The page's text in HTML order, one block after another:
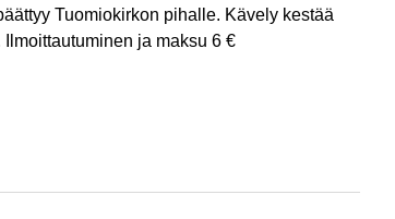
Tuomiokirkon pihalle. Kävely kestää
ja maksu 6 €